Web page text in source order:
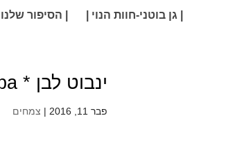
| גן בוטני-חוות הנוי | | הסיפור שלנו |
ינבוט לבן * Prosopis alba
פבר 11, 2016 | צמחים